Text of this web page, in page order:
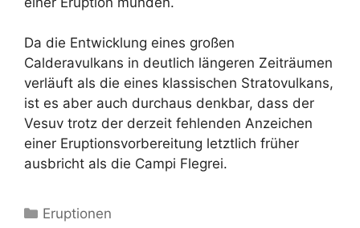
Da die Entwicklung eines großen
Calderavulkans in deutlich längeren Zeiträumen
verläuft als die eines klassischen Stratovulkans,
ist es aber auch durchaus denkbar, dass der
Vesuv trotz der derzeit fehlenden Anzeichen
einer Eruptionsvorbereitung letztlich früher
ausbricht als die Campi Flegrei.
Kategorien
Eruptionen